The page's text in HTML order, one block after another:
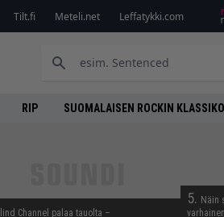
Tilt.fi Meteli.net Leffatykki.com
RIP SUOMALAISEN ROCKIN
Channel palaa tauolta –
5. Näin